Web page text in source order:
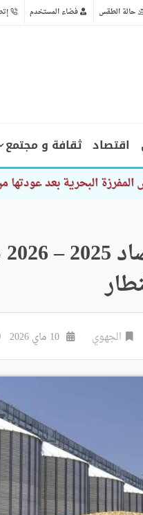
حالة الطقس فضاء المستخدم
اقتصاد ثقافة و مجتمع
البحرية بعد عودتها من
الجهوي 10 ماي 2026